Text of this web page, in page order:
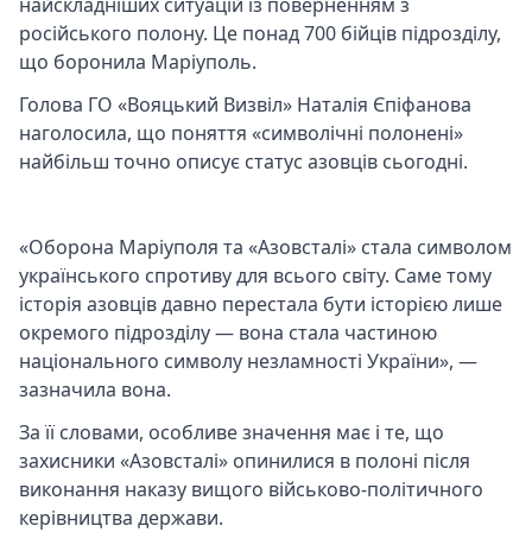
російського полону. Це понад 700 бійців підрозділу,
що боронила Маріуполь.
Голова ГО «Вояцький Визвіл» Наталія Єпіфанова
наголосила, що поняття «символічні полонені»
найбільш точно описує статус азовців сьогодні.
«Оборона Маріуполя та «Азовсталі» стала символом
українського спротиву для всього світу. Саме тому
історія азовців давно перестала бути історією лише
окремого підрозділу — вона стала частиною
національного символу незламності України», —
зазначила вона.
За її словами, особливе значення має і те, що
захисники «Азовсталі» опинилися в полоні після
виконання наказу вищого військово-політичного
керівництва держави.